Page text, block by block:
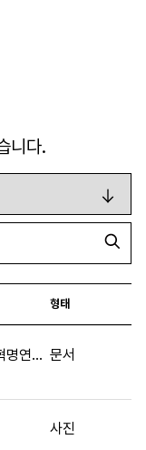
니다.
형태
사월혁명연구소회원일동 문서
사진